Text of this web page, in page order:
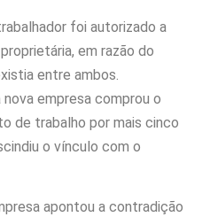
foi autorizado a
em razão do
entre ambos.
empresa comprou o
de trabalho por mais cinco
o vínculo com o
apontou a contradição